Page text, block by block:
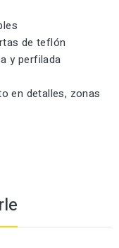
de teflón
y perfilada
en detalles, zonas